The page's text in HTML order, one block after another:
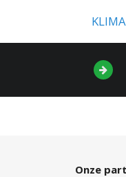
KLIMA
Onze